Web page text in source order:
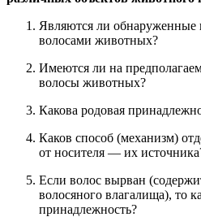
Являются ли обнаруженные
волосами животных?
Имеются ли на
волосы животных?
Какова родовая
Каков способ (механизм)
от носителя — их
Если волос вырван
волосяного влагалища), то
принадлежность?